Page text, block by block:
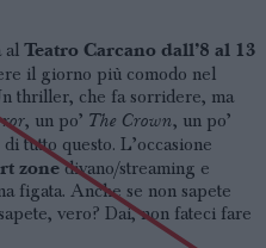
al Teatro Carcano dall’8 al 13
il giorno più comodo nel
thriller, che fa sorridere, ma
, un po’ The Crown, un po’
tutto questo. L’occasione
zonedivano/streaming e
figata. Anche se non sapete
vero? Dai, non fateci fare